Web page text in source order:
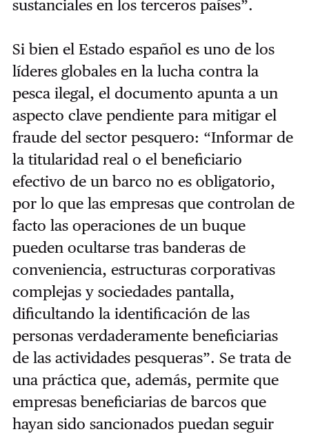
sustanciales en los terceros países”.
Si bien el Estado español es uno de los
líderes globales en la lucha contra la
pesca ilegal, el documento apunta a un
aspecto clave pendiente para mitigar el
fraude del sector pesquero: “Informar de
la titularidad real o el beneficiario
efectivo de un barco no es obligatorio,
por lo que las empresas que controlan de
facto las operaciones de un buque
pueden ocultarse tras banderas de
conveniencia, estructuras corporativas
complejas y sociedades pantalla,
dificultando la identificación de las
personas verdaderamente beneficiarias
de las actividades pesqueras”. Se trata de
una práctica que, además, permite que
empresas beneficiarias de barcos que
hayan sido sancionados puedan seguir